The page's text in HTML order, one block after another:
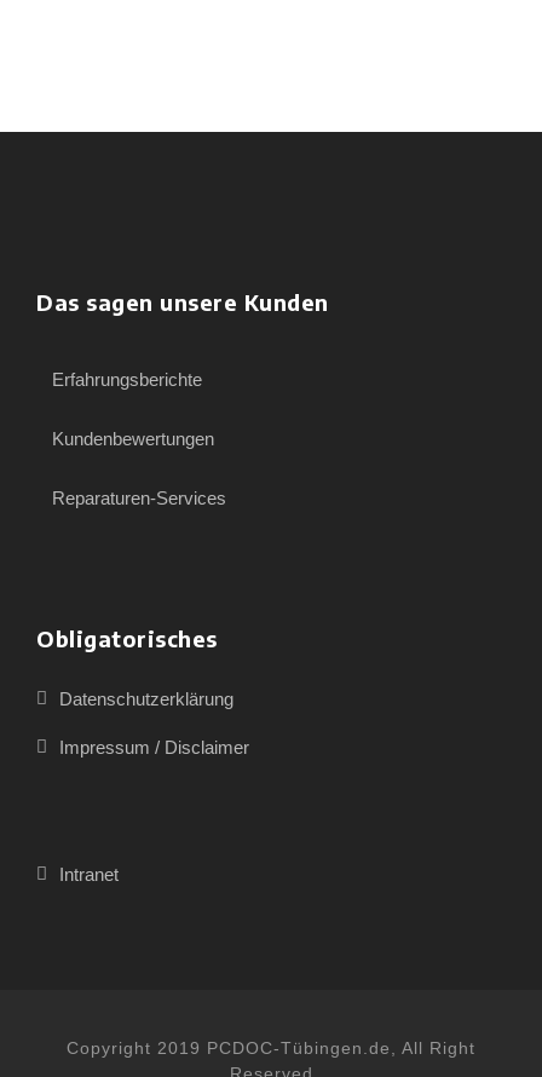
Das sagen unsere Kunden
Erfahrungsberichte
Kundenbewertungen
Reparaturen-Services
Obligatorisches
Datenschutzerklärung
Impressum / Disclaimer
Intranet
Copyright 2019 PCDOC-Tübingen.de, All Right
Reserved